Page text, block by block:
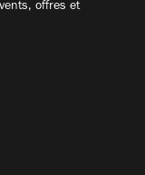
offres et